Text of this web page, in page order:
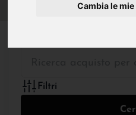
Cambia le
Filtri